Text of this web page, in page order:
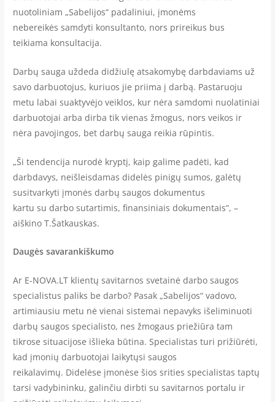
nuotoliniam „Sabelijos“ padaliniui, įmonėms
nebereikės samdyti konsultanto, nors prireikus bus
teikiama konsultacija.
Darbų sauga uždeda didžiulę atsakomybę darbdaviams už
savo darbuotojus, kuriuos jie priima į darbą. Pastaruoju
metu labai suaktyvėjo veiklos, kur nėra samdomi nuolatiniai
darbuotojai arba dirba tik vienas žmogus, nors veikos ir
nėra pavojingos, bet darbų sauga reikia rūpintis.
„Ši tendencija nurodė kryptį, kaip galime padėti, kad
darbdavys, neišleisdamas didelės pinigų sumos, galėtų
susitvarkyti įmonės darbų saugos dokumentus
kartu su darbo sutartimis, finansiniais dokumentais“, –
aiškino T.Šatkauskas.
Daugės savarankiškumo
Ar E-NOVA.LT klientų savitarnos svetainė darbo saugos
specialistus paliks be darbo? Pasak „Sabelijos“ vadovo,
artimiausiu metu nė vienai sistemai nepavyks išeliminuoti
darbų saugos specialisto, nes žmogaus priežiūra tam
tikrose situacijose išlieka būtina. Specialistas turi prižiūrėti,
kad įmonių darbuotojai laikytųsi saugos
reikalavimų. Didelėse įmonėse šios srities specialistas taptų
tarsi vadybininku, galinčiu dirbti su savitarnos portalu ir